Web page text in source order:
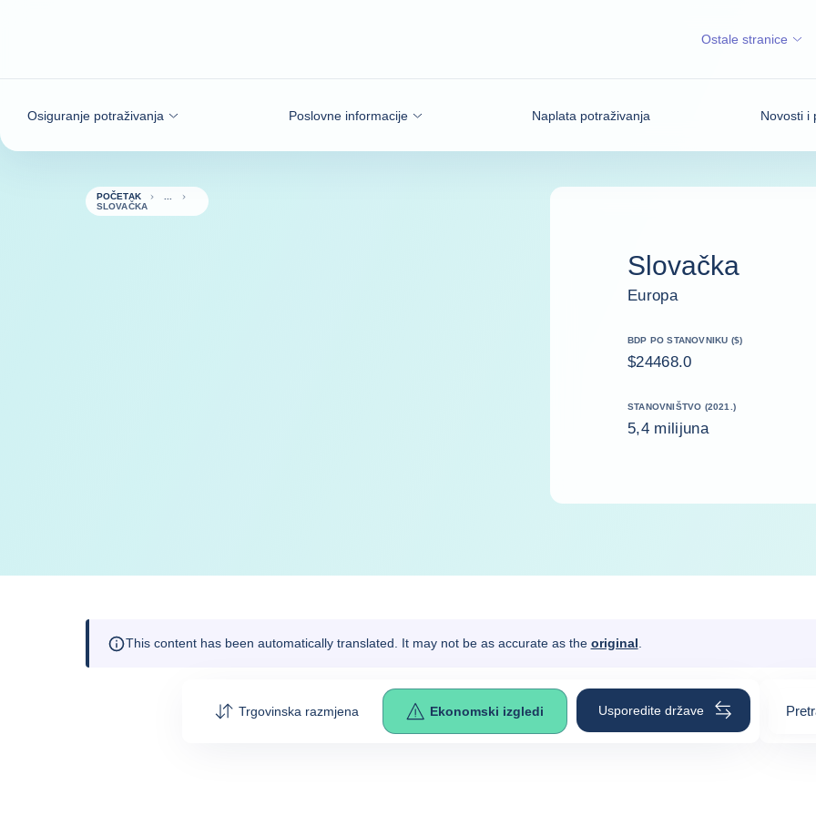
Osiguranje potraživanja Poslovne informacije Naplata potraživanja Novosti i
Ostale stranice
POČETAK
SLOVAČKA
Slovačka
Europa
BDP PO STANOVNIKU ($)
$24468.0
STANOVNIŠTVO (2021.)
5,4 milijuna
This content has been automatically translated. It may not be as accurate as the original
Trgovinska razmjena Ekonomski izgledi Usporedite države